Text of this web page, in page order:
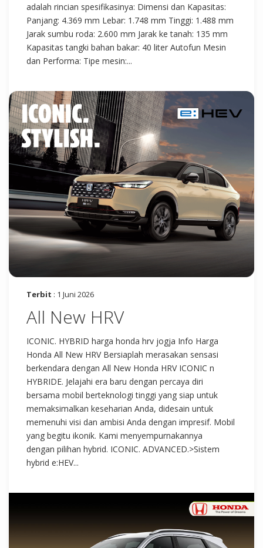
adalah rincian spesifikasinya: Dimensi dan Kapasitas:
Panjang: 4.369 mm Lebar: 1.748 mm Tinggi: 1.488 mm
Jarak sumbu roda: 2.600 mm Jarak ke tanah: 135 mm
Kapasitas tangki bahan bakar: 40 liter Autofun Mesin
dan Performa: Tipe mesin:...
Terbit : 1 Juni 2026
All New HRV
ICONIC. HYBRID harga honda hrv jogja Info Harga
Honda All New HRV Bersiaplah merasakan sensasi
berkendara dengan All New Honda HRV ICONIC n
HYBRIDE. Jelajahi era baru dengan percaya diri
bersama mobil berteknologi tinggi yang siap untuk
memaksimalkan keseharian Anda, didesain untuk
memenuhi visi dan ambisi Anda dengan impresif. Mobil
yang begitu ikonik. Kami menyempurnakannya
dengan pilihan hybrid. ICONIC. ADVANCED.>Sistem
hybrid e:HEV...